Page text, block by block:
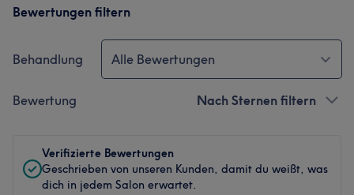
Bewertungen filtern
Behandlung Alle Bewertungen
Bewertung Nach Sternen filtern
Verifizierte Bewertungen
Geschrieben von unseren Kunden, damit du weißt, was
dich in jedem Salon erwartet.